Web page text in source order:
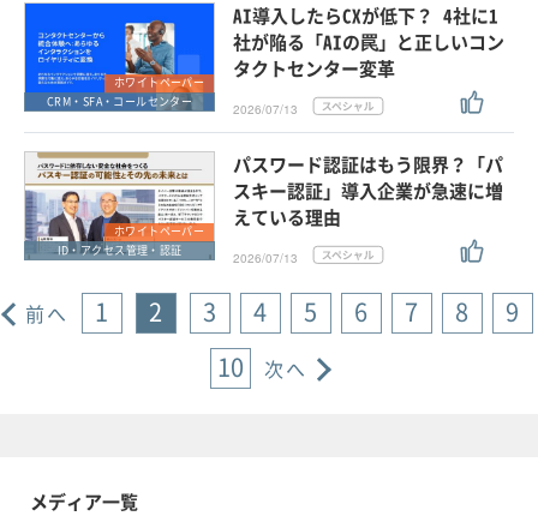
ホワイトペーパー
CRM・SFA・コールセンター
AI導入したらCXが低下？ 4社に1
社が陥る「AIの罠」と正しいコン
タクトセンター変革
2026/07/13
ホワイトペーパー
ID・アクセス管理・認証
パスワード認証はもう限界？「パ
スキー認証」導入企業が急速に増
えている理由
2026/07/13
前へ 1 2 3 4 5 6 7 8
9
10
次へ
メディア一覧